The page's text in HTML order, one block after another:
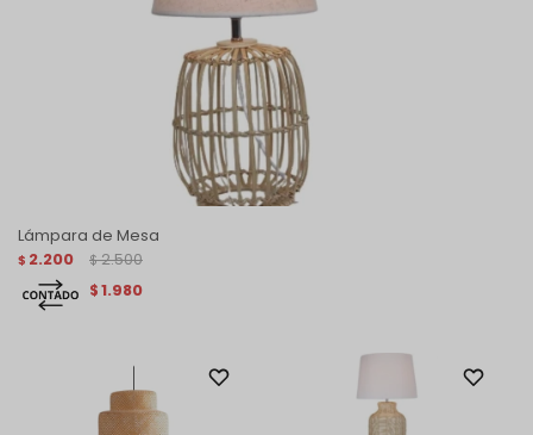
Lámpara de Mesa
$ 2.200 $ 2.500
$1.980